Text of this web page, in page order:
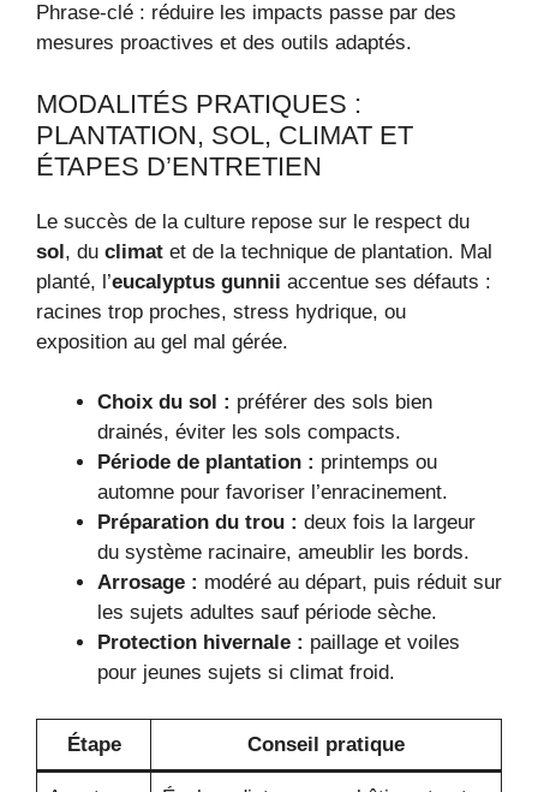
Phrase-clé : réduire les impacts passe par des
mesures proactives et des outils adaptés.
MODALITÉS PRATIQUES :
PLANTATION, SOL, CLIMAT ET
ÉTAPES D’ENTRETIEN
Le succès de la culture repose sur le respect du
sol, du climat et de la technique de plantation. Mal
planté, l’eucalyptus gunnii accentue ses défauts :
racines trop proches, stress hydrique, ou
exposition au gel mal gérée.
Choix du sol : préférer des sols bien
drainés, éviter les sols compacts.
Période de plantation : printemps ou
automne pour favoriser l’enracinement.
Préparation du trou : deux fois la largeur
du système racinaire, ameublir les bords.
Arrosage : modéré au départ, puis réduit sur
les sujets adultes sauf période sèche.
Protection hivernale : paillage et voiles
pour jeunes sujets si climat froid.
Étape Conseil pratique